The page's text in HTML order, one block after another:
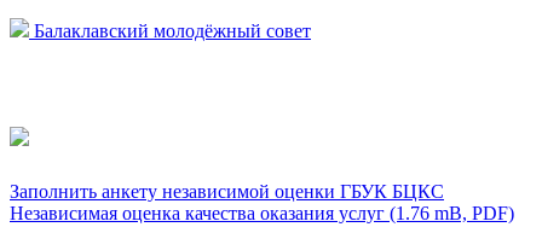
Балаклавский молодёжный совет
Заполнить анкету независимой оценки ГБУК БЦКС
Независимая оценка качества оказания услуг (1.76 mB, PDF)